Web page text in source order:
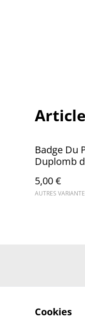
Badge Du
Duplomb
5,00 €
AUTRES
Cookies